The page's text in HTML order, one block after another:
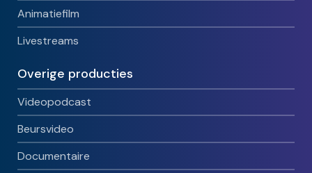
Animatiefilm
Livestreams
Overige producties
Videopodcast
Beursvideo
Documentaire